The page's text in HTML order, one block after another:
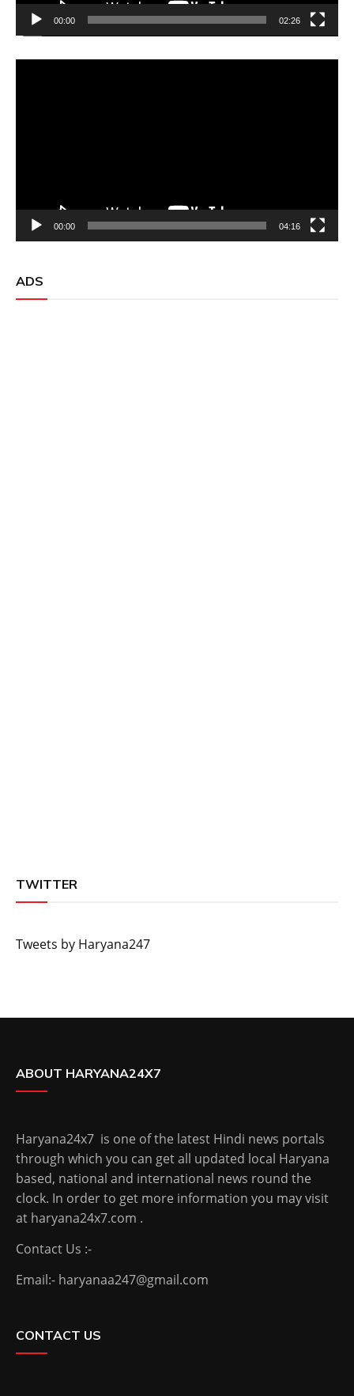
00:00 02:26
00:00 04:16
ADS
TWITTER
Tweets by Haryana247
ABOUT HARYANA24X7
Haryana24x7 is one of the latest Hindi news portals
through which you can get all updated local Haryana
based, national and international news round the
clock. In order to get more information you may visit
at haryana24x7.com .
Contact Us :-
Email:- haryanaa247@gmail.com
CONTACT US